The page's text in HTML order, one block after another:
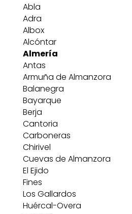
Abla
Adra
Albox
Alcóntar
Almería
Antas
Armuña de Almanzora
Balanegra
Bayarque
Berja
Cantoria
Carboneras
Chirivel
Cuevas de Almanzora
El Ejido
Fines
Los Gallardos
Huércal-Overa